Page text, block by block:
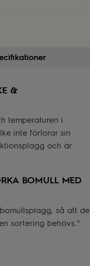
&
temperaturen i
inte förlorar sin
och är
BOMULL MED
så att de
sortering behövs.*